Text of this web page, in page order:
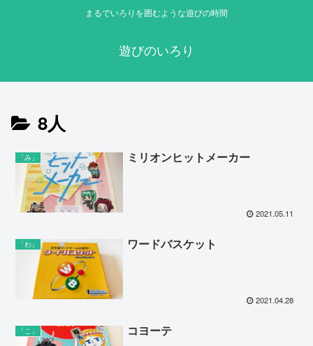
まるでいろりを囲むような遊びの時間
遊びのいろり
8人
「み」 ミリオンヒットメーカー
2021.05.11
「わ」 ワードバスケット
2021.04.28
「こ」 コヨーテ